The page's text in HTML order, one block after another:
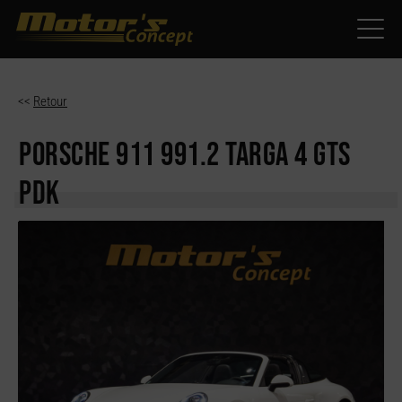
<< Retour
PORSCHE 911 991.2 TARGA 4 GTS
PDK